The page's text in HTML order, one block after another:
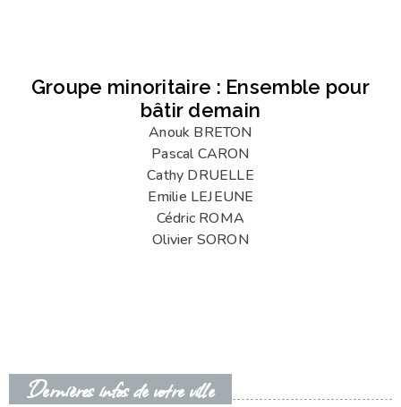
Groupe minoritaire : Ensemble pour
bâtir demain
Anouk BRETON
Pascal CARON
Cathy DRUELLE
Emilie LEJEUNE
Cédric ROMA
Olivier SORON
Dernières infos de votre ville